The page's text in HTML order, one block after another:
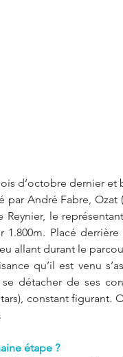
d’octobre dernier
par André Fabre,
Reynier, le
Placé
allant durant le
qu’il est venu
détacher de ses
constant figurant.
étape ?